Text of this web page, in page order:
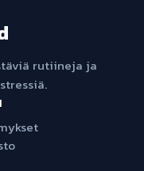
rutiineja ja